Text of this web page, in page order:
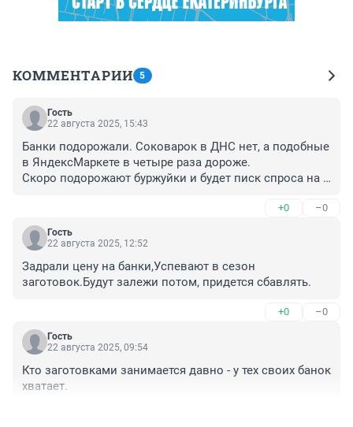
КОММЕНТАРИИ 5
Гость
22 августа 2025, 15:43
Банки подорожали. Соковарок в ДНС нет, а подобные
в ЯндексМаркете в четыре раза дороже.
Скоро подорожают буржуйки и будет писк спроса на
+0 –0
Гость
22 августа 2025, 12:52
Задрали цену на банки,Успевают в сезон
заготовок.Будут залежи потом, придется сбавлять.
+0 –0
Гость
22 августа 2025, 09:54
Кто заготовками занимается давно - у тех своих банок
хватает.